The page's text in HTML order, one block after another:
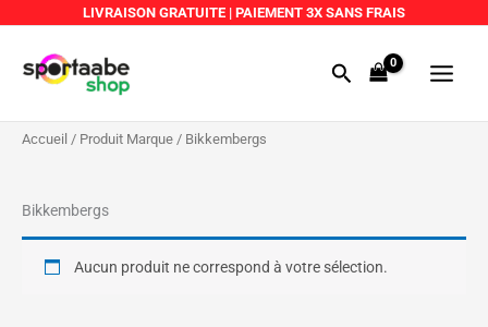
contenu
LIVRAISON GRATUITE | PAIEMENT 3X SANS FRAIS
RechercherMenu
Accueil / Produit Marque / Bikkembergs
Bikkembergs
Aucun produit ne correspond à votre sélection.